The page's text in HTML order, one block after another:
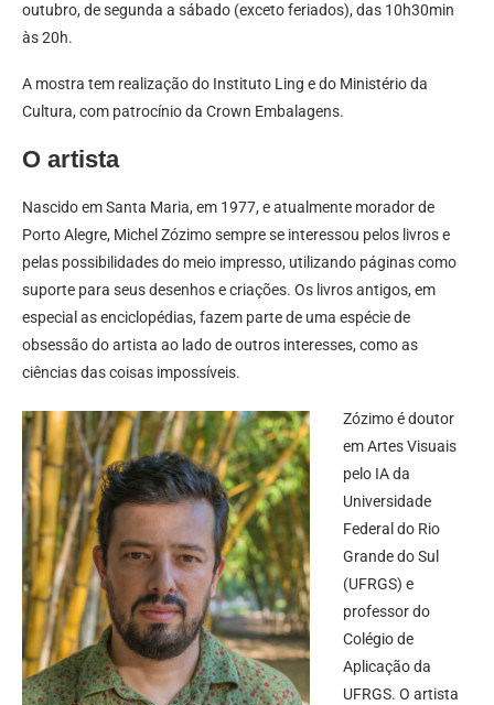
outubro, de segunda a sábado (exceto feriados), das 10h30min
às 20h.
A mostra tem realização do Instituto Ling e do Ministério da
Cultura, com patrocínio da Crown Embalagens.
O artista
Nascido em Santa Maria, em 1977, e atualmente morador de
Porto Alegre, Michel Zózimo sempre se interessou pelos livros e
pelas possibilidades do meio impresso, utilizando páginas como
suporte para seus desenhos e criações. Os livros antigos, em
especial as enciclopédias, fazem parte de uma espécie de
obsessão do artista ao lado de outros interesses, como as
ciências das coisas impossíveis.
Zózimo é doutor
em Artes Visuais
pelo IA da
Universidade
Federal do Rio
Grande do Sul
(UFRGS) e
professor do
Colégio de
Aplicação da
UFRGS. O artista